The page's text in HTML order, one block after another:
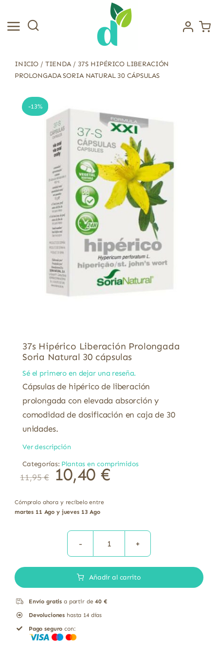
contenido
INICIO / TIENDA/ 37S HIPÉRICO LIBERACIÓN
PROLONGADA SORIA NATURAL 30 CÁPSULAS
-13%
37s Hipérico Liberación Prolongada
Soria Natural 30 cápsulas
Sé el primero en dejar una reseña.
Cápsulas de hipérico de liberación
prolongada con elevada absorción y
comodidad de dosificación en caja de 30
unidades.
Ver descripción
Categorías: Plantas en comprimidos
11,95€ 10,40 €
Cómpralo ahora y recíbelo entre
martes 11 Ago y jueves 13 Ago
37s
Liberación
Añadir al carrito
Envío gratis a partir de40 €
Devoluciones hasta 14 días
Pago seguro con: